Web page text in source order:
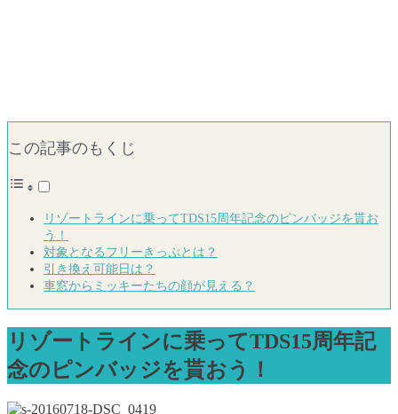
この記事のもくじ
リゾートラインに乗ってTDS15周年記念のピンバッジを貰お
う！
対象となるフリーきっぷとは？
引き換え可能日は？
車窓からミッキーたちの顔が見える？
リゾートラインに乗ってTDS15周年記
念のピンバッジを貰おう！